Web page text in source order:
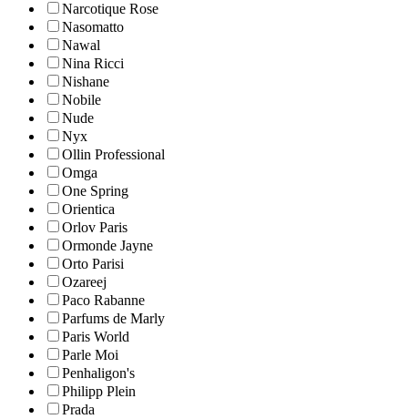
Narcotique Rose
Nasomatto
Nawal
Nina Ricci
Nishane
Nobile
Nude
Nyx
Ollin Professional
Omga
One Spring
Orientica
Orlov Paris
Ormonde Jayne
Orto Parisi
Ozareej
Paco Rabanne
Parfums de Marly
Paris World
Parle Moi
Penhaligon's
Philipp Plein
Prada